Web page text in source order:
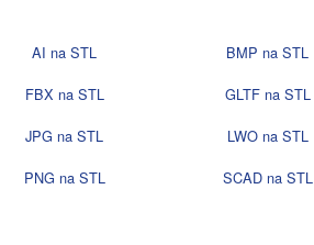
AI na STL BMP na STL
FBX na STL GLTF na STL
JPG na STL LWO na STL
PNG na STL SCAD na STL